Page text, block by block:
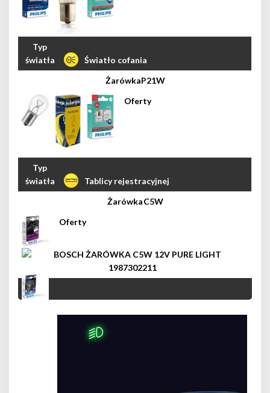
Światło cofania
P21W
Tablicy rejestracyjnej
C5W